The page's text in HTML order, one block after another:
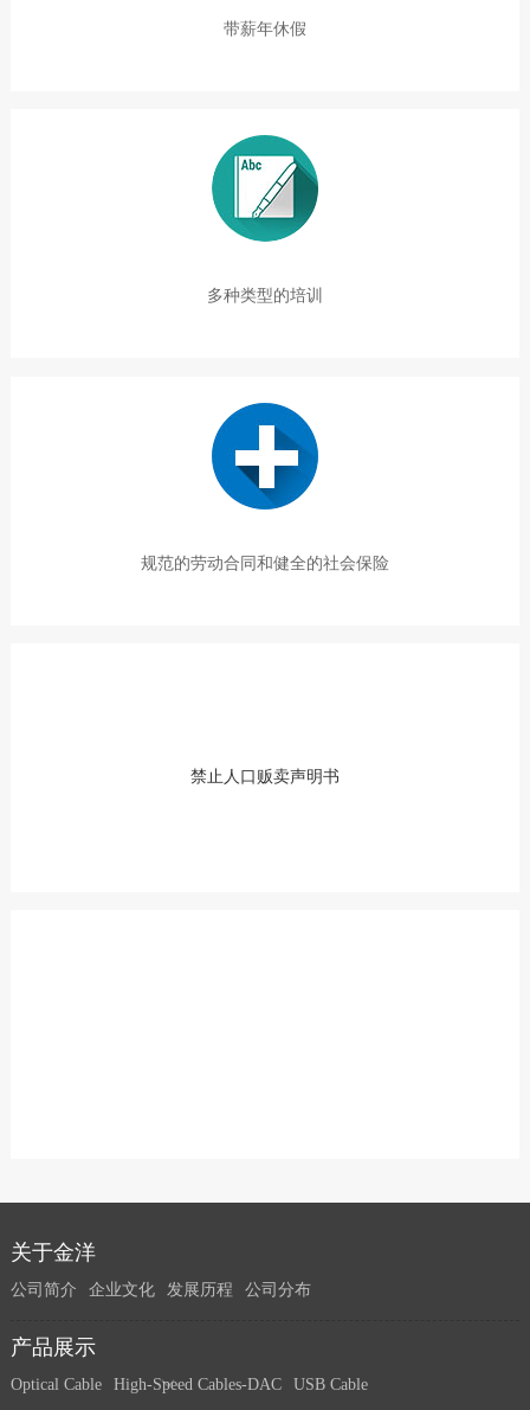
带薪年休假
多种类型的培训
规范的劳动合同和健全的社会保险
禁止人口贩卖声明书
关于金洋
公司简介 企业文化 发展历程 公司分布
产品展示
Optical Cable High-Speed Cables-DAC
USB Cable